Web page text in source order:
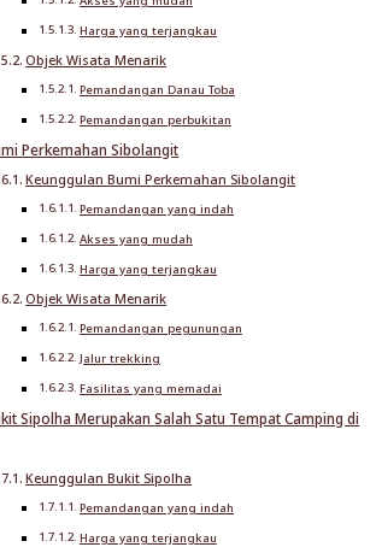
Harga yang terjangkau
Objek Wisata Menarik
Pemandangan Danau Toba
Pemandangan perbukitan
Perkemahan Sibolangit
Keunggulan Bumi Perkemahan Sibolangit
Pemandangan yang indah
Akses yang mudah
Harga yang terjangkau
Objek Wisata Menarik
Pemandangan pegunungan
Jalur trekking
Fasilitas yang memadai
Sipolha Merupakan Salah Satu Tempat Camping di
Keunggulan Bukit Sipolha
Pemandangan yang indah
Harga yang terjangkau